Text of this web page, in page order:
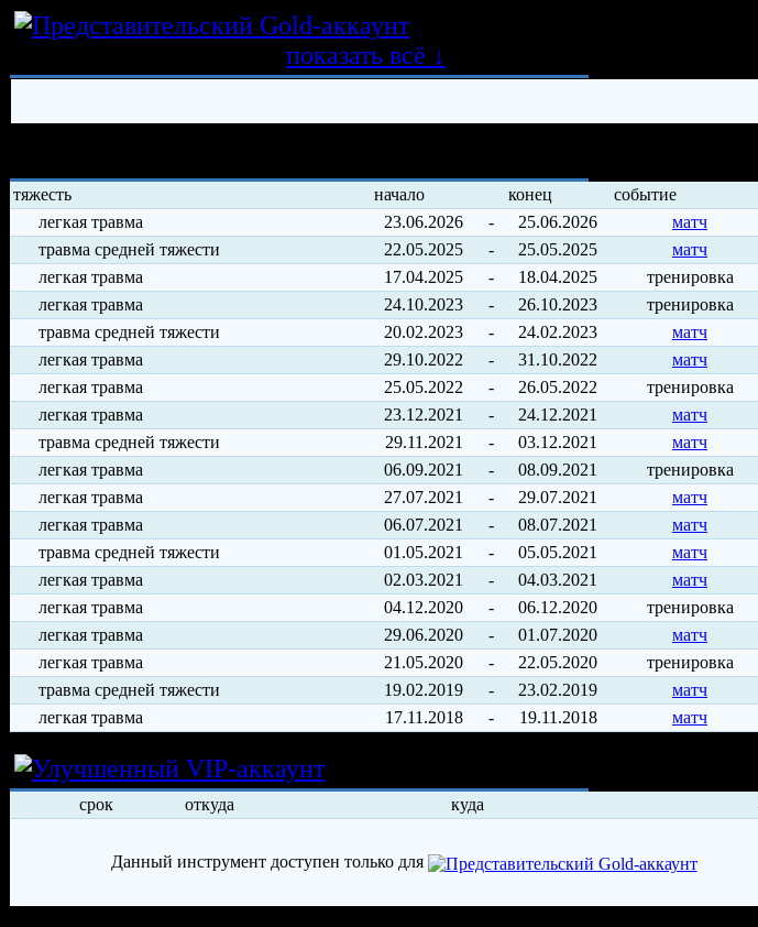
История
показать всё ↓
тяжесть начало конец
событие
легкая травма
23.06.2026 - 25.06.2026
матч
травма средней тяжести
22.05.2025 - 25.05.2025
матч
легкая травма
17.04.2025 - 18.04.2025
тренировка
легкая травма
24.10.2023 - 26.10.2023
тренировка
травма средней тяжести
20.02.2023 - 24.02.2023
матч
легкая травма
29.10.2022 - 31.10.2022
матч
легкая травма
25.05.2022 - 26.05.2022
тренировка
легкая травма
23.12.2021 - 24.12.2021
матч
травма средней тяжести
29.11.2021 - 03.12.2021
матч
легкая травма
06.09.2021 - 08.09.2021
тренировка
легкая травма
27.07.2021 - 29.07.2021
матч
легкая травма
06.07.2021 - 08.07.2021
матч
травма средней тяжести
01.05.2021 - 05.05.2021
матч
легкая травма
02.03.2021 - 04.03.2021
матч
легкая травма
04.12.2020 - 06.12.2020
тренировка
легкая травма
29.06.2020 - 01.07.2020
матч
легкая травма
21.05.2020 - 22.05.2020
тренировка
травма средней тяжести
19.02.2019 - 23.02.2019
матч
легкая травма
17.11.2018 - 19.11.2018 матч
Условия аренды
срок откуда куда
Данный инструмент доступен только для